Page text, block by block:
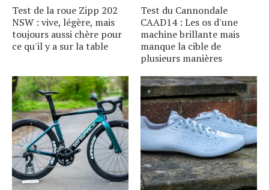
Test de la roue Zipp 202
NSW : vive, légère, mais
toujours aussi chère pour
ce qu'il y a sur la table
Test du Cannondale
CAAD14 : Les os d'une
machine brillante mais
manque la cible de
plusieurs manières